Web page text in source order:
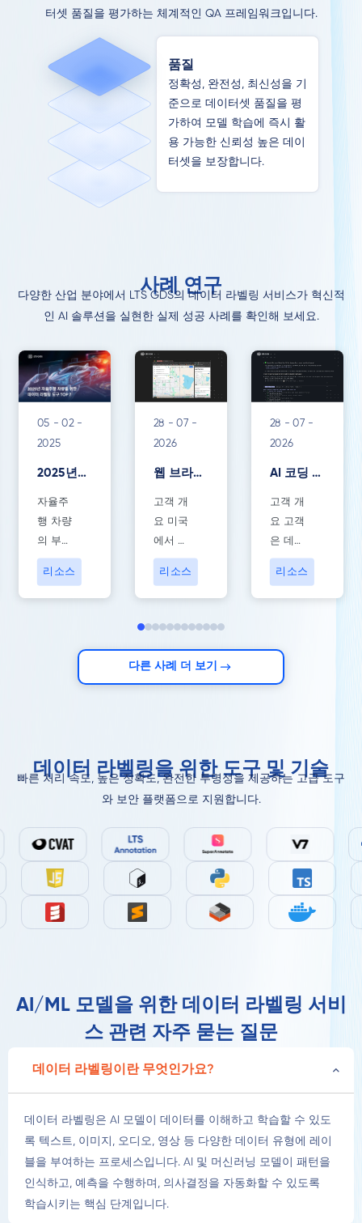
터셋 품질을 평가하는 체계적인 QA 프레임워크입니다.
품질
정확성, 완전성, 최신성을 기
준으로 데이터셋 품질을 평
가하여 모델 학습에 즉시 활
용 가능한 신뢰성 높은 데이
터셋을 보장합니다.
사례 연구
다양한 산업 분야에서 LTS GDS의 데이터 라벨링 서비스가 혁신적
인 AI 솔루션을 실현한 실제 성공 사례를 확인해 보세요.
05 - 02 -
2025
2025년
자율주행
차량을 위
한 데이터
라벨링 도
구 TOP 7
자율주
행 차량
의 부상
은 자동
차 산업
에 혁신
데이터
있으며,
이를 통
해 기계
가 주변
환경을
해석할
을 찾는
한...
리소스
28 - 07 -
2026
웹 브라우
징 및 AI
에이전트 ​
Output
평가​
고객 개
요 미국
에서 온
고객사
는 실제
웹 브라
를 원했
젝트는
실제 웹
사이트
탐색 과
단계별
샷 정확
도, 최종
답변...
리소스
28 - 07 -
2026
AI 코딩 에
이전트용
데이터셋
생성 및 응
답 평가
고객 개
요 고객
은 데이
터 중심
AI 분야
를 선도
기업으
로, 첨단
고품질
를 제공
합니다.
이 회사
는 데이
터 플랫
폼과 모
연결...
리소스
다른 사례 더 보기
데이터 라벨링을 위한 도구 및 기술
빠른 처리 속도, 높은 정확도, 완전한 투명성을 제공하는 고급 도구
와 보안 플랫폼으로 지원합니다.
AI/ML 모델을 위한 데이터 라벨링 서비
스 관련 자주 묻는 질문
데이터 라벨링이란 무엇인가요?
데이터 라벨링은 AI 모델이 데이터를 이해하고 학습할 수 있도
록 텍스트, 이미지, 오디오, 영상 등 다양한 데이터 유형에 레이
블을 부여하는 프로세스입니다. AI 및 머신러닝 모델이 패턴을
인식하고, 예측을 수행하며, 의사결정을 자동화할 수 있도록
학습시키는 핵심 단계입니다.